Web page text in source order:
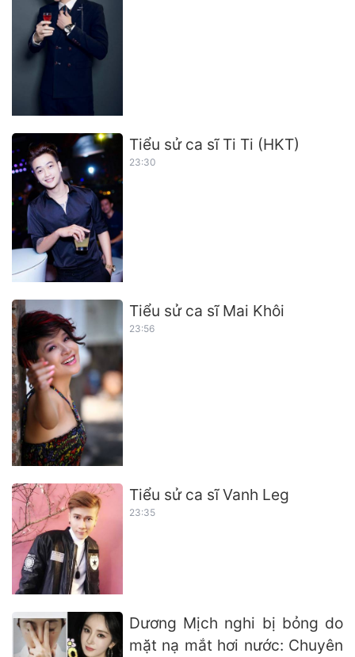
Tiểu sử ca sĩ Ti Ti (HKT)
23:30
Tiểu sử ca sĩ Mai Khôi
23:56
Tiểu sử ca sĩ Vanh Leg
23:35
Dương Mịch nghi bị bỏng do
mặt nạ mắt hơi nước: Chuyên